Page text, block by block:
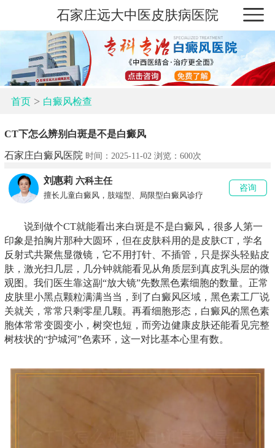
石家庄远大中医皮肤病医院
首页> 白癜风检查
CT下怎么辨别白斑是不是白癜风
石家庄白癜风医院 时间：2025-11-02 浏览： 600次
刘惠莉 六科主任
擅长儿童白癜风，肢端型、局限型白癜风诊疗
咨询
说到做个CT就能看出来白斑是不是白癜风，很多人第一
印象是拍胸片那种大圆环，但在皮肤科用的是皮肤CT，学名
反射式共聚焦显微镜，它不用打针、不插管，只是探头轻贴皮
肤，激光扫几层，几分钟就能看见从角质层到真皮乳头层的微
观图。我们医生靠这副“放大镜”先数黑色素细胞的数量。正常
皮肤里小黑点颗粒满满当当，到了白癜风区域，黑色素工厂说
关就关，常常只剩零星几颗。再看细胞形态，白癜风的黑色素
胞体常常变圆变小，树突也短，而旁边健康皮肤还能看见完整
树枝状的“护城河”色素环，这一对比基本心里有数。